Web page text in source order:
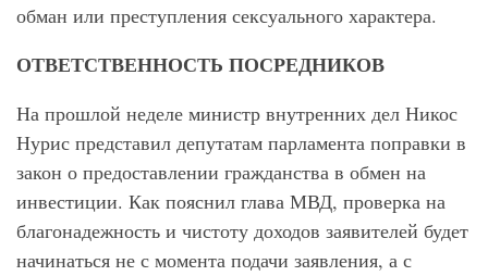
обман или преступления сексуального характера.
ОТВЕТСТВЕННОСТЬ ПОСРЕДНИКОВ
На прошлой неделе министр внутренних дел Никос
Нурис представил депутатам парламента поправки в
закон о предоставлении гражданства в обмен на
инвестиции. Как пояснил глава МВД, проверка на
благонадежность и чистоту доходов заявителей будет
начинаться не с момента подачи заявления, а с